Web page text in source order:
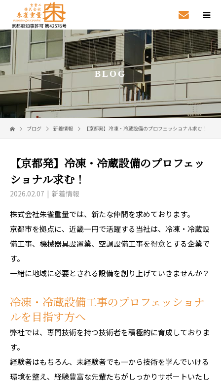
BLOG
ブログ 新着情報 【京都発】冷凍・冷蔵設備のプロフェッショナル求む！
【京都発】冷凍・冷蔵設備のプロフェッ
ショナル求む！
2026.02.07 新着情報
株式会社朱雀重量では、新たな仲間を求めております。
京都市を拠点に、近畿一円で活躍する当社は、冷凍・冷蔵設
備工事、機械器具設置業、空調設備工事を得意とする企業で
す。
一緒に地域に必要とされる設備を創り上げていきませんか？
冷凍・冷蔵設備工事のプロフェッショナ
ルを目指す方へ
弊社では、専門技術を持つ技術者を積極的に育成しておりま
す。
経験者はもちろん、未経験者でも一から技術を学んでいける
環境を整え、経験豊富な先輩たちがしっかりサポートいたし